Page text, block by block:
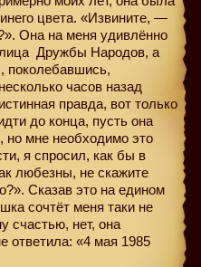
цвета. «Извините, —
Она на меня удивлённо
Дружбы Народов, а
поколебавшись,
часов назад
правда, вот только
до конца, пусть она
но мне необходимо это
я спросил, как бы в
любезны, не скажите
Сказав это на едином
сочтёт меня таки не
счастью, нет, она
ответила: «4 мая 1985